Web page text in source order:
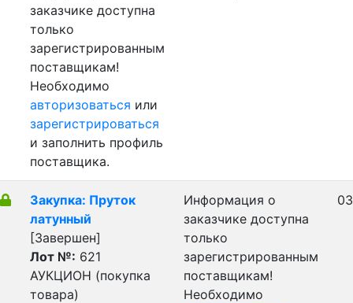
заказчике доступна
только
зарегистрированным
поставщикам!
Необходимо
авторизоваться или
зарегистрироваться
и заполнить профиль
поставщика.
Закупка: Пруток
латунный
[Завершен]
Лот №: 621
АУКЦИОН (покупка
товара)
Информация о
заказчике доступна
только
зарегистрированным
поставщикам!
Необходимо